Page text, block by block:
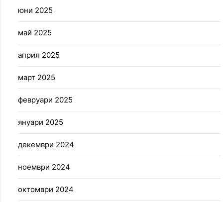
юни 2025
май 2025
април 2025
март 2025
февруари 2025
януари 2025
декември 2024
ноември 2024
октомври 2024